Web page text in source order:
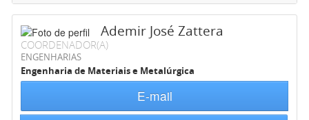
Ademir José Zattera
COORDENADOR(A)
ENGENHARIAS
Engenharia de Materiais e Metalúrgica
E-mail